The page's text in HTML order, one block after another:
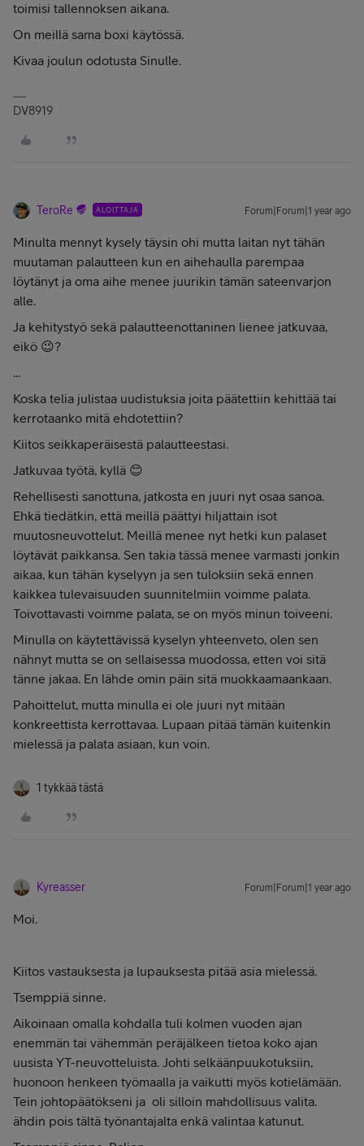
toimisi tallennoksen aikana.
On meillä sama boxi käytössä.
Kivaa joulun odotusta Sinulle.
DV8919
TeroRe ALOITTAJA Forum|Forum|1 year ago
Minulta mennyt kysely täysin ohi mutta laitan nyt tähän
muutaman palautteen kun en aihehaulla parempaa
löytänyt ja oma aihe menee juurikin tämän sateenvarjon
alle.
Ja kehitystyö sekä palautteenottaninen lienee jatkuvaa,
eikö 😉?
...
Koska telia julistaa uudistuksia joita päätettiin kehittää tai
kerrotaanko mitä ehdotettiin?
Kiitos seikkaperäisestä palautteestasi.
Jatkuvaa työtä, kyllä 😊
Rehellisesti sanottuna, jatkosta en juuri nyt osaa sanoa.
Ehkä tiedätkin, että meillä päättyi hiljattain isot
muutosneuvottelut. Meillä menee nyt hetki kun palaset
löytävät paikkansa. Sen takia tässä menee varmasti jonkin
aikaa, kun tähän kyselyyn ja sen tuloksiin sekä ennen
kaikkea tulevaisuuden suunnitelmiin voimme palata.
Toivottavasti voimme palata, se on myös minun toiveeni.
Minulla on käytettävissä kyselyn yhteenveto, olen sen
nähnyt mutta se on sellaisessa muodossa, etten voi sitä
tänne jakaa. En lähde omin päin sitä muokkaamaankaan.
Pahoittelut, mutta minulla ei ole juuri nyt mitään
konkreettista kerrottavaa. Lupaan pitää tämän kuitenkin
mielessä ja palata asiaan, kun voin.
1 tykkää tästä
Kyreasser Forum|Forum|1 year ago
Moi.
Kiitos vastauksesta ja lupauksesta pitää asia mielessä.
Tsemppiä sinne.
Aikoinaan omalla kohdalla tuli kolmen vuoden ajan
enemmän tai vähemmän peräjälkeen tietoa koko ajan
uusista YT-neuvotteluista. Johti selkäänpuukotuksiin,
huonoon henkeen työmaalla ja vaikutti myös kotielämään.
Tein johtopäätökseni ja oli silloin mahdollisuus valita.
ähdin pois tältä työnantajalta enkä valintaa katunut.